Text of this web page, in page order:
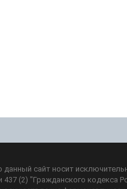
сайт носит
(2) "Гражданского кодекса